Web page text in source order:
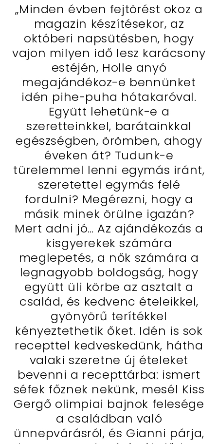
„Minden évben fejtörést okoz a
magazin készítésekor, az
októberi napsütésben, hogy
vajon milyen idő lesz karácsony
estéjén, Holle anyó
megajándékoz-e bennünket
idén pihe-puha hótakaróval.
Együtt lehetünk-e a
szeretteinkkel, barátainkkal
egészségben, örömben, ahogy
éveken át? Tudunk-e
türelemmel lenni egymás iránt,
szeretettel egymás felé
fordulni? Megérezni, hogy a
másik minek örülne igazán?
Mert adni jó… Az ajándékozás a
kisgyerekek számára
meglepetés, a nők számára a
legnagyobb boldogság, hogy
együtt üli körbe az asztalt a
család, és kedvenc ételeikkel,
gyönyörű terítékkel
kényeztethetik őket. Idén is sok
recepttel kedveskedünk, hátha
valaki szeretne új ételeket
bevenni a recepttárba: ismert
séfek főznek nekünk, mesél Kiss
Gergő olimpiai bajnok felesége
a családban való
ünnepvárásról, és Gianni párja,